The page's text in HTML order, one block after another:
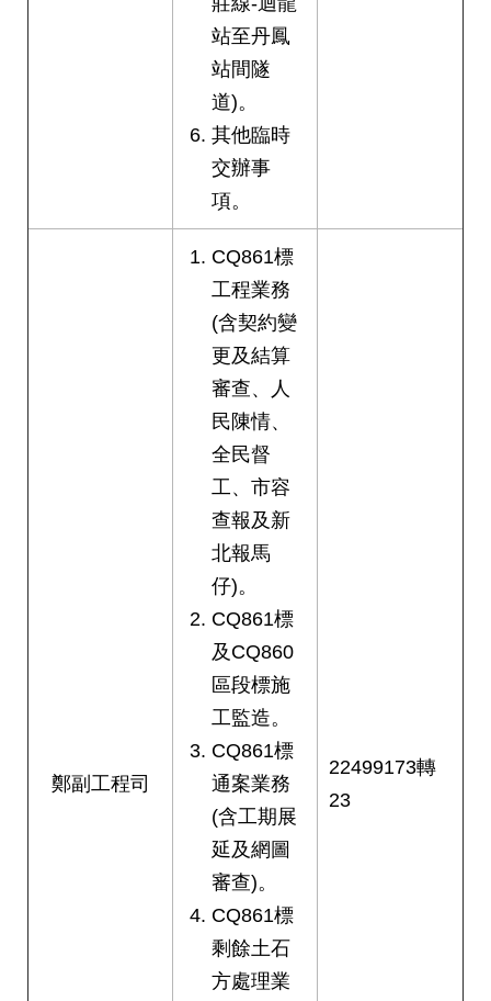
站至丹鳳
站間隧
道)。
其他臨時
交辦事
項。
鄭副工程司
CQ861標
工程業務
(含契約變
更及結算
審查、人
民陳情、
全民督
工、市容
查報及新
北報馬
仔)。
CQ861標
及CQ860
區段標施
工監造。
CQ861標
通案業務
(含工期展
延及網圖
審查)。
CQ861標
剩餘土石
方處理業
22499173轉
23